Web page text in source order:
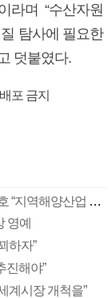
라며 “수산자원
탐사에 필요한
덧붙였다.
포 금지
김도읍 “진정한 해양수도 부산에 일조” 박재호 “지역해양산업 성장 더 노력”
영예
하자”
진해야”
계시장 개척을”